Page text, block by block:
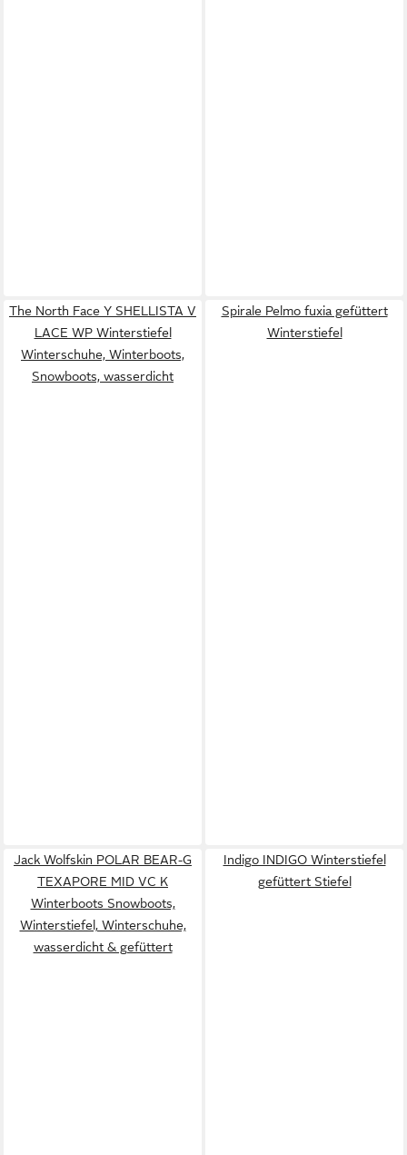
The North Face Y SHELLISTA V
LACE WP Winterstiefel
Winterschuhe, Winterboots,
Snowboots, wasserdicht
Spirale Pelmo fuxia gefüttert
Winterstiefel
Jack Wolfskin POLAR BEAR-G
TEXAPORE MID VC K
Winterboots Snowboots,
Winterstiefel, Winterschuhe,
wasserdicht & gefüttert
Indigo INDIGO Winterstiefel
gefüttert Stiefel